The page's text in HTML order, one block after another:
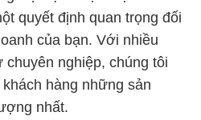
quyết định quan trọng đối
của bạn. Với nhiều
chuyên nghiệp, chúng tôi
hàng những sản
nhất.